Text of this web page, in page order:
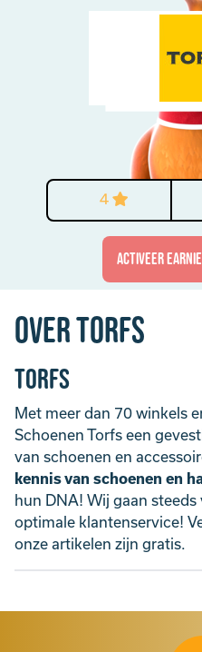
4
activeer
Over Torfs
Torfs
Met meer dan 70 winkels
Schoenen Torfs een
van schoenen en
kennis van schoenen en
hun DNA! Wij gaan
optimale klantenservice!
onze artikelen zijn gratis.